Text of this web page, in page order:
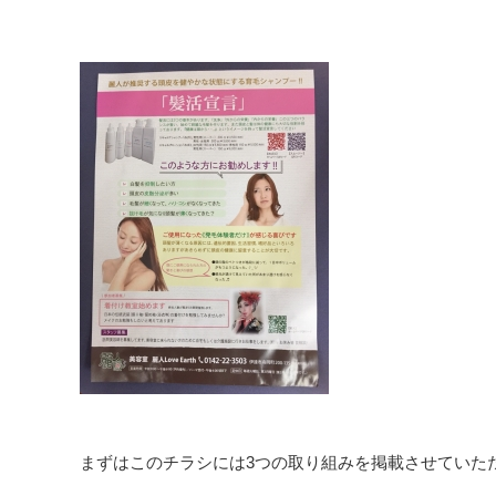
まずはこのチラシには3つの取り組みを掲載させていた